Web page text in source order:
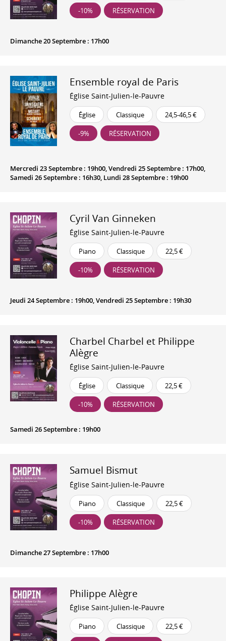
-10% RÉSERVATION
Dimanche 20 Septembre : 17h00
Ensemble royal de Paris
Église Saint-Julien-le-Pauvre
Église Classique 24,5-46,5 €
-9% RÉSERVATION
Mercredi 23 Septembre : 19h00, Vendredi 25 Septembre : 17h00,
Samedi 26 Septembre : 16h30, Lundi 28 Septembre : 19h00
Cyril Van Ginneken
Église Saint-Julien-le-Pauvre
Piano Classique 22,5 €
-10% RÉSERVATION
Jeudi 24 Septembre : 19h00, Vendredi 25 Septembre : 19h30
Charbel Charbel et Philippe
Alègre
Église Saint-Julien-le-Pauvre
Église Classique 22,5 €
-10% RÉSERVATION
Samedi 26 Septembre : 19h00
Samuel Bismut
Église Saint-Julien-le-Pauvre
Piano Classique 22,5 €
-10% RÉSERVATION
Dimanche 27 Septembre : 17h00
Philippe Alègre
Église Saint-Julien-le-Pauvre
Piano Classique 22,5 €